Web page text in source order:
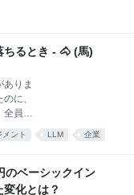
さい
※
用
ちるとき - 🐴 (馬)
ありま
に、
全員の
工学
で、移
高架道
されま
メント LLM 企業
のベーシックイン
化とは？